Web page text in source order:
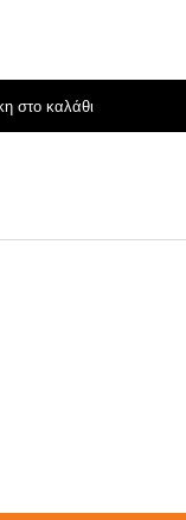
στο καλάθι